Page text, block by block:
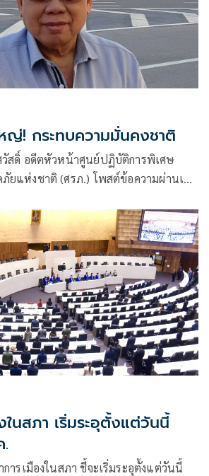
ญ่! กระทบความมั่นคงชาติ
สดิ์ อดีตหัวหน้าศูนย์ปฏิบัติการพิเศษ
ยแห่งชาติ (ศรภ.) โพสต์ข้อความผ่านเฟ
ในสภา เริ่มระอุตั้งแต่วันนี้
ารเมืองในสภา ชี้จะเริ่มระอุตั้งแต่วันนี้